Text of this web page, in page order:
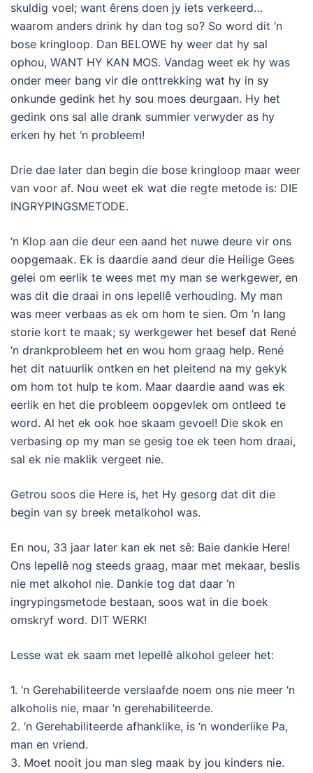
skuldig voel; want êrens doen jy iets verkeerd…
waarom anders drink hy dan tog so? So word dit ‘n
bose kringloop. Dan BELOWE hy weer dat hy sal
ophou, WANT HY KAN MOS. Vandag weet ek hy was
onder meer bang vir die onttrekking wat hy in sy
onkunde gedink het hy sou moes deurgaan. Hy het
gedink ons sal alle drank summier verwyder as hy
erken hy het ‘n probleem!
Drie dae later dan begin die bose kringloop maar weer
van voor af. Nou weet ek wat die regte metode is: DIE
INGRYPINGSMETODE.
‘n Klop aan die deur een aand het nuwe deure vir ons
oopgemaak. Ek is daardie aand deur die Heilige Gees
gelei om eerlik te wees met my man se werkgewer, en
was dit die draai in ons lepellê verhouding. My man
was meer verbaas as ek om hom te sien. Om ‘n lang
storie kort te maak; sy werkgewer het besef dat René
‘n drankprobleem het en wou hom graag help. René
het dit natuurlik ontken en het pleitend na my gekyk
om hom tot hulp te kom. Maar daardie aand was ek
eerlik en het die probleem oopgevlek om ontleed te
word. Al het ek ook hoe skaam gevoel! Die skok en
verbasing op my man se gesig toe ek teen hom draai,
sal ek nie maklik vergeet nie.
Getrou soos die Here is, het Hy gesorg dat dit die
begin van sy breek metalkohol was.
En nou, 33 jaar later kan ek net sê: Baie dankie Here!
Ons lepellê nog steeds graag, maar met mekaar, beslis
nie met alkohol nie. Dankie tog dat daar ‘n
ingrypingsmetode bestaan, soos wat in die boek
omskryf word. DIT WERK!
Lesse wat ek saam met lepellê alkohol geleer het:
1. ‘n Gerehabiliteerde verslaafde noem ons nie meer ‘n
alkoholis nie, maar ‘n gerehabiliteerde.
2. ‘n Gerehabiliteerde afhanklike, is ‘n wonderlike Pa,
man en vriend.
3. Moet nooit jou man sleg maak by jou kinders nie.